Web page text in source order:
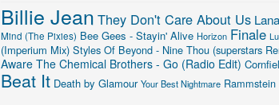
Billie Jean They Don't Care About Us
Mind (The Pixies) Bee Gees - Stayin' Alive Horizon Finale
(Imperium Mix) Styles Of Beyond - Nine Thou (superstars
Aware The Chemical Brothers - Go (Radio Edit)
Beat It Death by Glamour Your Best Nightmare